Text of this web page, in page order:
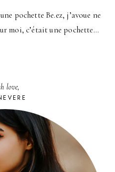
pochette Be.ez, j’avoue ne
moi, c’était une pochette…
love,